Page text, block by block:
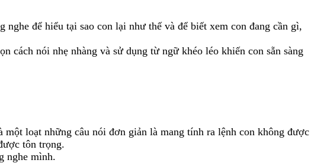
để hiểu tại sao con lại như thế và để biết xem con đang cần gì,
cách nói nhẹ nhàng và sử dụng từ ngữ khéo léo khiến con sẵn sàng
loạt những câu nói đơn giản là mang tính ra lệnh con không được
tôn trọng.
nghe mình.